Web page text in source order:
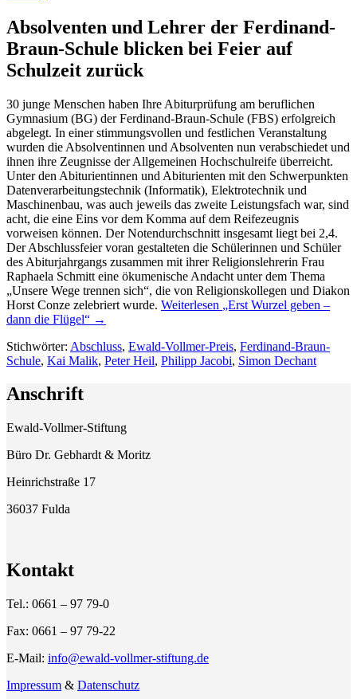
Absolventen und Lehrer der Ferdinand-
Braun-Schule blicken bei Feier auf
Schulzeit zurück
30 junge Menschen haben Ihre Abiturprüfung am beruflichen
Gymnasium (BG) der Ferdinand-Braun-Schule (FBS) erfolgreich
abgelegt. In einer stimmungsvollen und festlichen Veranstaltung
wurden die Absolventinnen und Absolventen nun verabschiedet und
ihnen ihre Zeugnisse der Allgemeinen Hochschulreife überreicht.
Unter den Abiturientinnen und Abiturienten mit den Schwerpunkten
Datenverarbeitungstechnik (Informatik), Elektrotechnik und
Maschinenbau, was auch jeweils das zweite Leistungsfach war, sind
acht, die eine Eins vor dem Komma auf dem Reifezeugnis
vorweisen können. Der Notendurchschnitt insgesamt liegt bei 2,4.
Der Abschlussfeier voran gestalteten die Schülerinnen und Schüler
des Abiturjahrgangs zusammen mit ihrer Religionslehrerin Frau
Raphaela Schmitt eine ökumenische Andacht unter dem Thema
„Unsere Wege trennen sich“, die von Religionskollegen und Diakon
Horst Conze zelebriert wurde. Weiterlesen „Erst Wurzel geben –
dann die Flügel“ →
Stichwörter: Abschluss, Ewald-Vollmer-Preis, Ferdinand-Braun-
Schule, Kai Malik, Peter Heil, Philipp Jacobi, Simon Dechant
Anschrift
Ewald-Vollmer-Stiftung
Büro Dr. Gebhardt & Moritz
Heinrichstraße 17
36037 Fulda
Kontakt
Tel.: 0661 – 97 79-0
Fax: 0661 – 97 79-22
E-Mail: info@ewald-vollmer-stiftung.de
Impressum & Datenschutz